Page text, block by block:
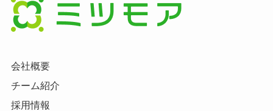
会社概要
チーム紹介
採用情報